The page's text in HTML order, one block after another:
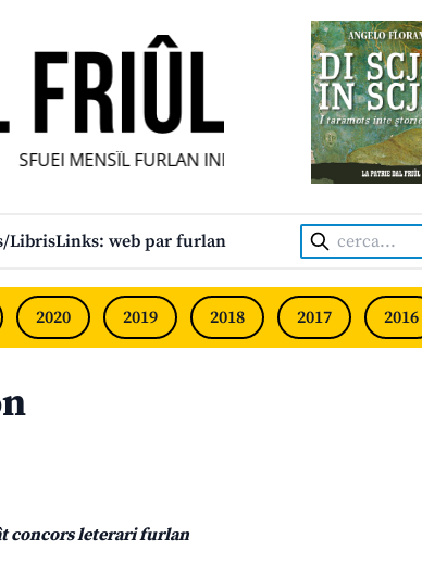
SFUEI MENSÎL FURLAN INDIPENDENT •
LibrisLinks: web par furlan Cerca:
2020 2019 2018 2017 2016
concors leterari furlan